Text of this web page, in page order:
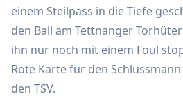
einem Steilpass in die Tiefe
den Ball am Tettnanger
ihn nur noch mit einem Foul
Rote Karte für den
den TSV.